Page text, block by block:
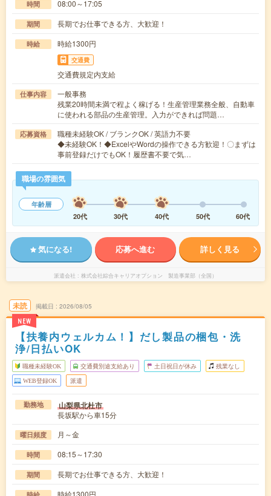
時間 08:00～17:05
期間 長期でお仕事できる方、大歓迎！
時給 時給1300円
交通費
交通費規定内支給
仕事内容
一般事務
残業20時間未満で程よく稼げる！生産管理業務全般、自動車
に使われる部品の生産管理。入力ができれば問題…
応募資格
職種未経験OK / ブランクOK / 英語力不要
◆未経験OK！◆ExcelやWordの操作できる方歓迎！〇まずは
事前登録だけでもOK！履歴書不要で気…
職場の雰囲気
年齢層
20代
30代 40代 50代 60代
気になる! 応募へ進む 詳しく見る
派遣会社 株式会社綜合キャリアオプション 製造事業部（全国）
未読
NEW
掲載日 2026/08/05
【扶養内ウェルカム！】だし製品の梱包・洗
浄/日払いOK
職種未経験OK 交通費別途支給あり 土日祝日が休み 残業なし
WEB登録OK 派遣
勤務地 山梨県北杜市
長坂駅から車15分
曜日頻度 月～金
時間 08:15～17:30
期間 長期でお仕事できる方、大歓迎！
時給1300円